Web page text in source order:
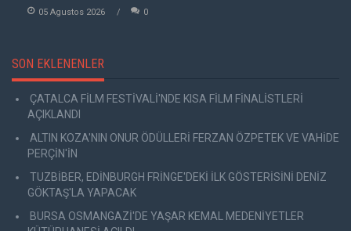
05 Agustos 2026 0
SON EKLENENLER
ÇATALCA FİLM FESTİVALİ'NDE KISA FİLM FİNALİSTLERİ
AÇIKLANDI
ALTIN KOZA'NIN ONUR ÖDÜLLERİ FERZAN ÖZPETEK VE VAHİDE
PERÇİN'İN
TUZBİBER, EDİNBURGH FRİNGE'DEKİ İLK GÖSTERİSİNİ DENİZ
GÖKTAŞ'LA YAPACAK
BURSA OSMANGAZİ'DE YAŞAR KEMAL MEDENİYETLER